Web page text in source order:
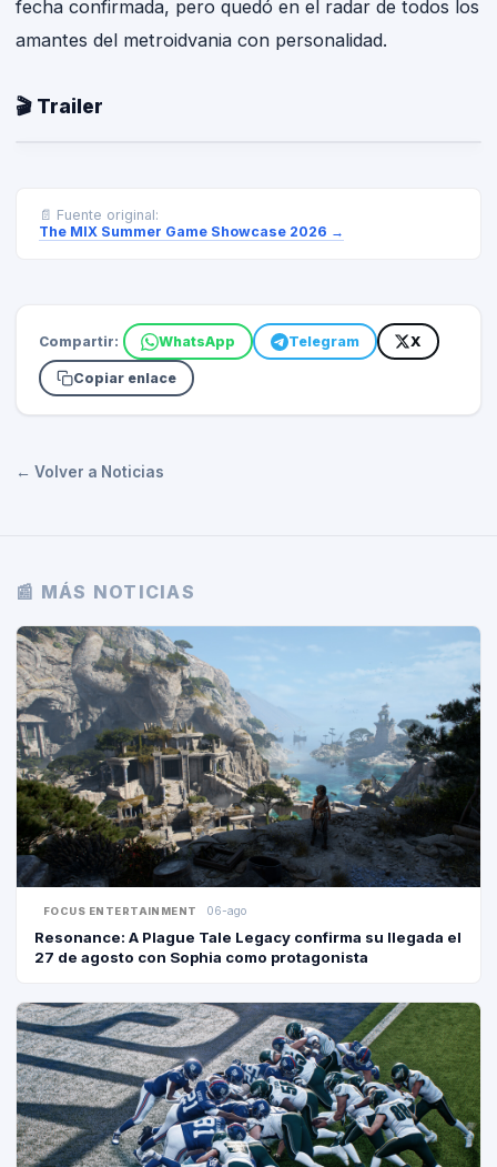
fecha confirmada, pero quedó en el radar de todos los
amantes del metroidvania con personalidad.
🎬 Trailer
📄 Fuente original:
The MIX Summer Game Showcase 2026 →
Compartir: WhatsApp Telegram X
Copiar enlace
← Volver a Noticias
📰 MÁS NOTICIAS
FOCUS ENTERTAINMENT 06-ago
Resonance: A Plague Tale Legacy confirma su llegada el
27 de agosto con Sophia como protagonista